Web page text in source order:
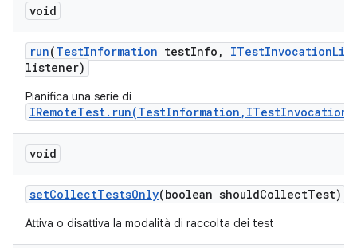
void
run(TestInformation testInfo , ITestInvocation
listener)
Pianifica una serie di
void
setCollectTestsOnly(boolean shouldCollectTest)
Attiva o disattiva la modalità di raccolta dei test